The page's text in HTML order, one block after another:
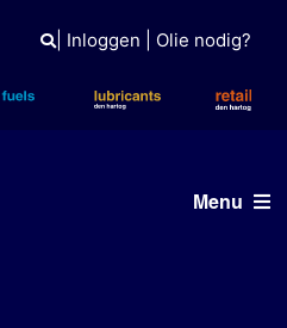
| Inloggen Olie nodig?
Menu